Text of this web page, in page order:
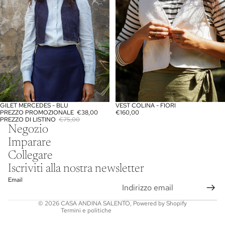
IN OFFERTA
GILET MERCEDES - BLU
PREZZO PROMOZIONALE €38,00
PREZZO DI LISTINO €75,00
VEST COLINA - FIORI
€160,00
Negozio
Imparare
Collegare
Iscriviti alla nostra newsletter
Email
© 2026CASA ANDINA SALENTO, Powered by Shopify
Termini e politiche
Informativa sulla privacy
Informativa legale
Recapiti
Informativa sulle spedizioni
Termini e condizioni del servizio